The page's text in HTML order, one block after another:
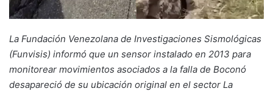
La Fundación Venezolana de Investigaciones Sismológicas
(Funvisis) informó que un sensor instalado en 2013 para
monitorear movimientos asociados a la falla de Boconó
desapareció de su ubicación original en el sector La